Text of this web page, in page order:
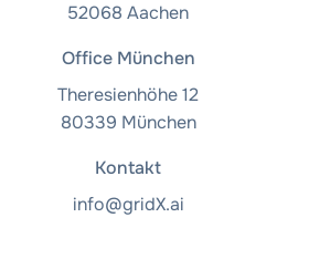
52068 Aachen
Office München
Theresienhöhe 12
80339 München
Kontakt
info@gridX.ai